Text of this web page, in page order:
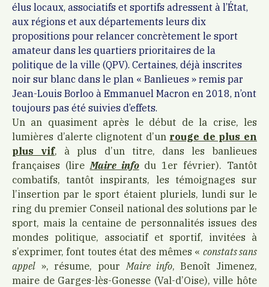
élus locaux, associatifs et sportifs adressent à l’État,
aux régions et aux départements leurs dix
propositions pour relancer concrètement le sport
amateur dans les quartiers prioritaires de la
politique de la ville (QPV). Certaines, déjà inscrites
noir sur blanc dans le plan « Banlieues » remis par
Jean-Louis Borloo à Emmanuel Macron en 2018, n’ont
toujours pas été suivies d’effets.
Un an quasiment après le début de la crise, les
lumières d’alerte clignotent d’un rouge de plus en
plus vif, à plus d’un titre, dans les banlieues
françaises (lire Maire infodu 1er février). Tantôt
combatifs, tantôt inspirants, les témoignages sur
l’insertion par le sport étaient pluriels, lundi sur le
ring du premier Conseil national des solutions par le
sport, mais la centaine de personnalités issues des
mondes politique, associatif et sportif, invitées à
s’exprimer, font toutes état des mêmes « constats sans
appel », résume, pour Maire info, Benoît Jimenez,
maire de Garges-lès-Gonesse (Val-d’Oise), ville hôte